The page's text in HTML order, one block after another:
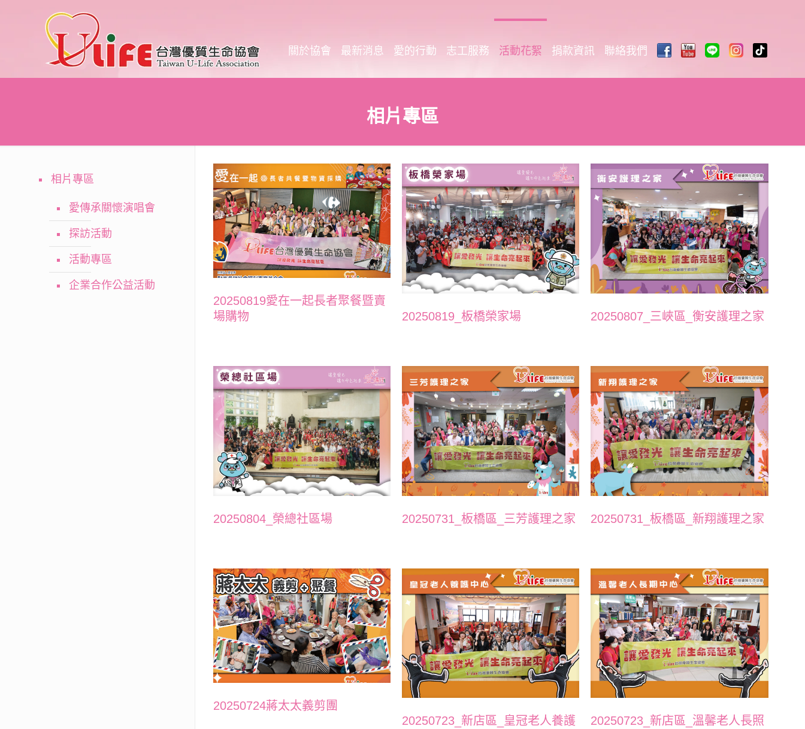
關於協會 最新消息 愛的行動 志工服務 活動花絮 捐款資訊 聯絡我們
相片專區
20250819愛在一起長者聚餐暨賣
場購物
20250819_板橋榮家場 20250807_三峽區_衡安護理之家
20250804_榮總社區場 20250731_板橋區_三芳護理之家 20250731_板橋區_新翔護理之家
20250724蔣太太義剪團
20250723_新店區_皇冠老人養護
20250723_新店區_溫馨老人長照
相片專區
愛傳承關懷演唱會
探訪活動
活動專區
企業合作公益活動